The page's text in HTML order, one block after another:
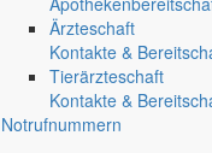
Ärzteschaft
Kontakte &
Tierärzteschaft
Kontakte &
Notrufnummern